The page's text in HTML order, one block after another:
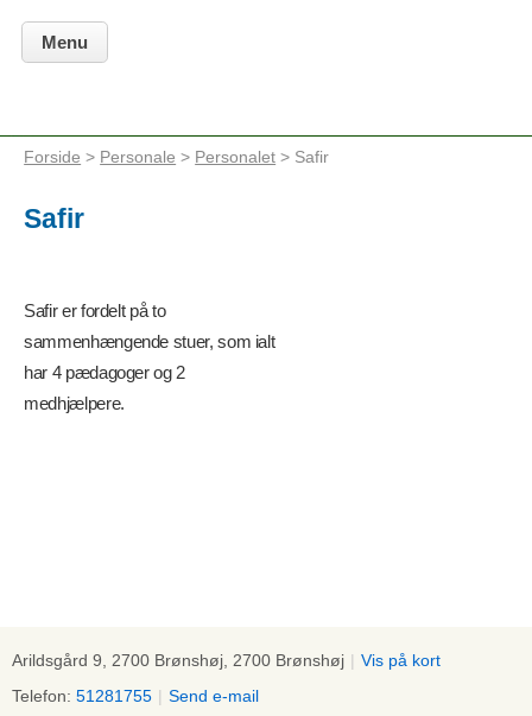
Menu
Forside > Personale > Personalet > Safir
Safir
Safir er fordelt på to
sammenhængende stuer, som ialt
har 4 pædagoger og 2
medhjælpere.
Arildsgård 9, 2700 Brønshøj, 2700 Brønshøj | Vis på kort
Telefon: 51281755 | Send e-mail